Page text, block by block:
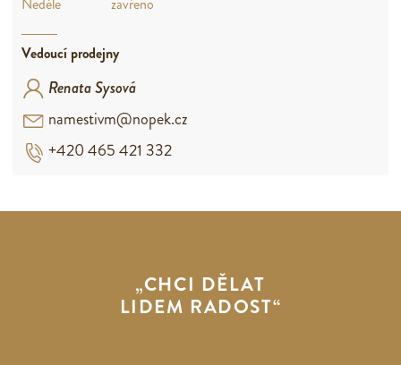
Neděle
zavřeno
Vedoucí prodejny
Renata Sysová
namestivm@nopek.cz
+420 465 421 332
„CHCI DĚLAT
LIDEM RADOST“